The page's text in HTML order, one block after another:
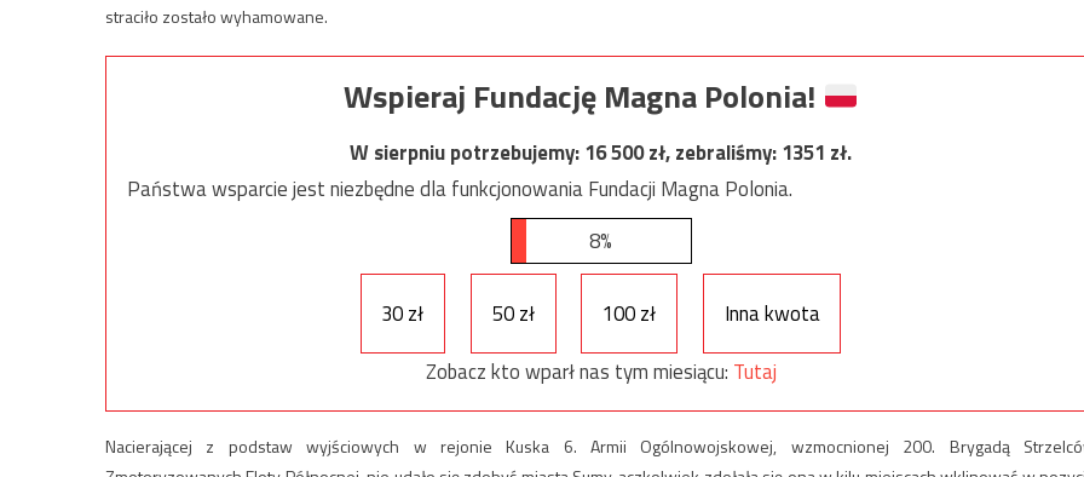
straciło zostało wyhamowane.
Wspieraj Fundację Magna Polonia!
W sierpniu potrzebujemy:16 500zł, zebraliśmy:1351 zł.
Państwa wsparcie jest niezbędne dla funkcjonowania Fundacji Magna Polonia.
8%
30 zł 50 zł 100 zł
Inna kwota
Zobacz kto wparł nas tym miesiącu: Tutaj
Nacierającej z podstaw wyjściowych w rejonie Kuska 6. Armii Ogólnowojskowej, wzmocnionej 200. Brygadą